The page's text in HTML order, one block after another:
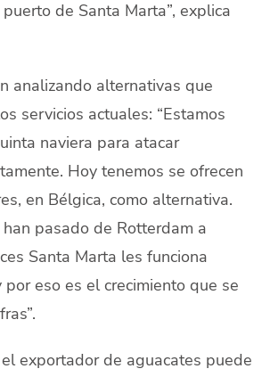
de Santa Marta”, explica
analizando alternativas que
servicios actuales: “Estamos
naviera para atacar
Hoy tenemos se ofrecen
en Bélgica, como alternativa.
pasado de Rotterdam a
Santa Marta les funciona
eso es el crecimiento que se
exportador de aguacates puede